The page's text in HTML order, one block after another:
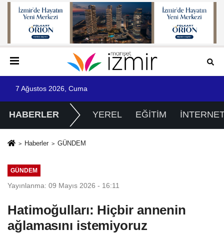
7 Ağustos 2026, Cuma
HABERLER YEREL EĞİTİM
Haberler GÜNDEM
GÜNDEM
Yayınlanma: 09 Mayıs 2026 - 16:11
Hatimoğulları: Hiçbir annenin
ağlamasını istemiyoruz